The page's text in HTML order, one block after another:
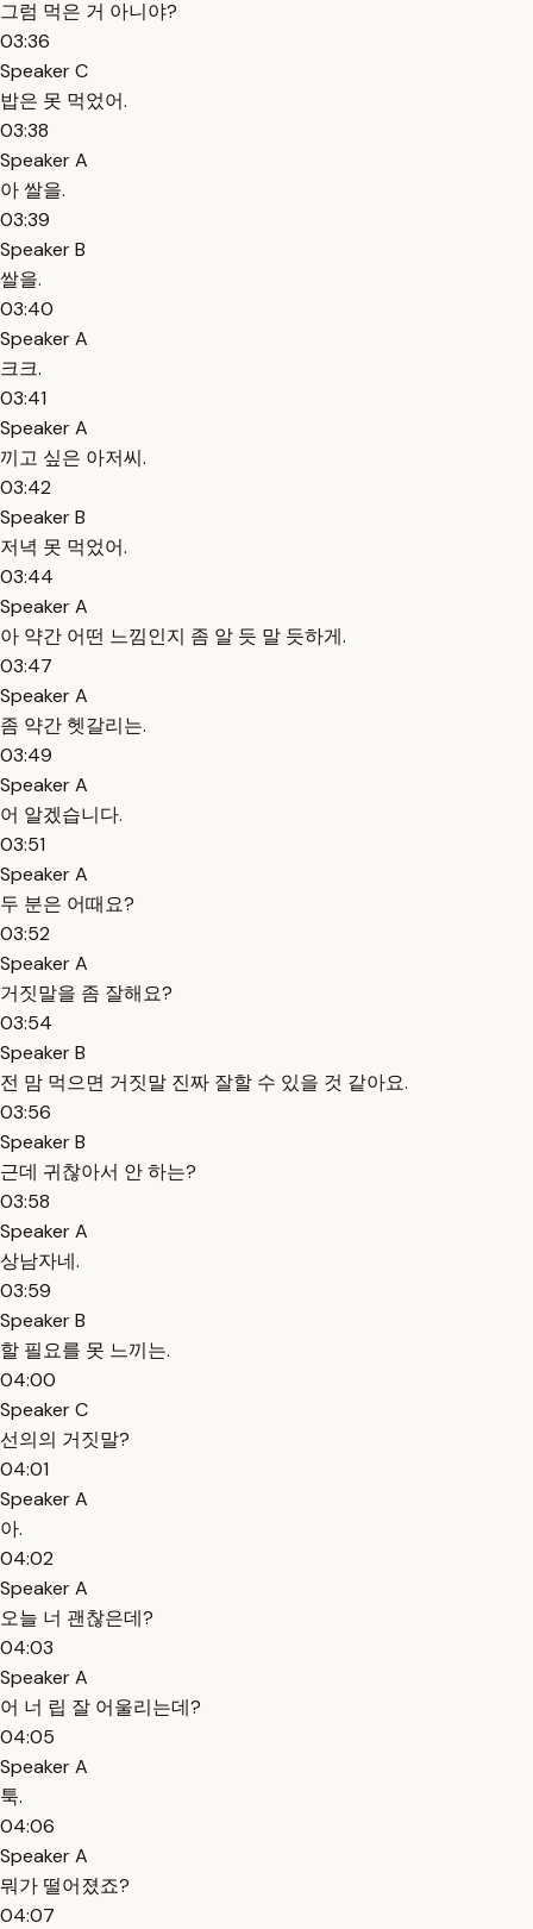
그럼 먹은 거 아니야?
03:36
Speaker C
밥은 못 먹었어.
03:38
Speaker A
아 쌀을.
03:39
Speaker B
쌀을.
03:40
Speaker A
크크.
03:41
Speaker A
끼고 싶은 아저씨.
03:42
Speaker B
저녁 못 먹었어.
03:44
Speaker A
아 약간 어떤 느낌인지 좀 알 듯 말 듯하게.
03:47
Speaker A
좀 약간 헷갈리는.
03:49
Speaker A
어 알겠습니다.
03:51
Speaker A
두 분은 어때요?
03:52
Speaker A
거짓말을 좀 잘해요?
03:54
Speaker B
전 맘 먹으면 거짓말 진짜 잘할 수 있을 것 같아요.
03:56
Speaker B
근데 귀찮아서 안 하는?
03:58
Speaker A
상남자네.
03:59
Speaker B
할 필요를 못 느끼는.
04:00
Speaker C
선의의 거짓말?
04:01
Speaker A
아.
04:02
Speaker A
오늘 너 괜찮은데?
04:03
Speaker A
어 너 립 잘 어울리는데?
04:05
Speaker A
툭.
04:06
Speaker A
뭐가 떨어졌죠?
04:07